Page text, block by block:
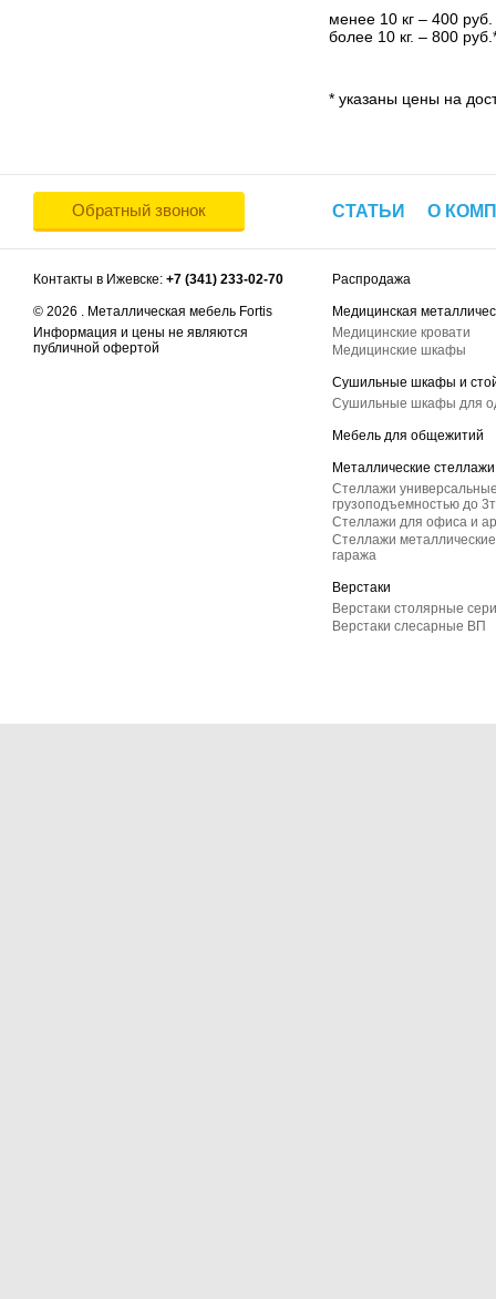
менее 10 кг – 400 руб.
более 10 кг. – 800
* указаны цены на
Обратный звонок СТАТЬИ О
Контакты в Ижевске: +7 (341) 233-02-70
© 2026 . Металлическая мебель Fortis
Информация и цены не являются
публичной офертой
Распродажа
Медицинская
Медицинские кровати
Медицинские шкафы
Сушильные шкафы и
Сушильные шкафы для
Мебель для общежитий
Металлические стеллажи
Стеллажи
грузоподъемностью до
Стеллажи для офиса и
Стеллажи
гаража
Верстаки
Верстаки столярные
Верстаки слесарные ВП